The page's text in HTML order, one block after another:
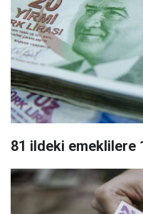
81 ildeki emeklilere